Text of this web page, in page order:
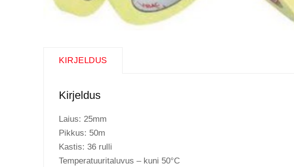
KIRJELDUS
Kirjeldus
Laius: 25mm
Pikkus: 50m
Kastis: 36 rulli
Temperatuuritaluvus – kuni 50°C